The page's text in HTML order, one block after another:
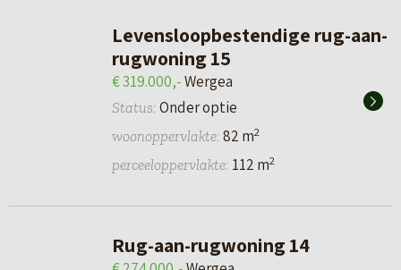
Levensloopbestendige rug-aan-
rugwoning 15
€ 319.000,-Wergea
Status: Onder optie
woonoppervlakte: 82 m2
perceeloppervlakte: 112 m2
Rug-aan-rugwoning 14